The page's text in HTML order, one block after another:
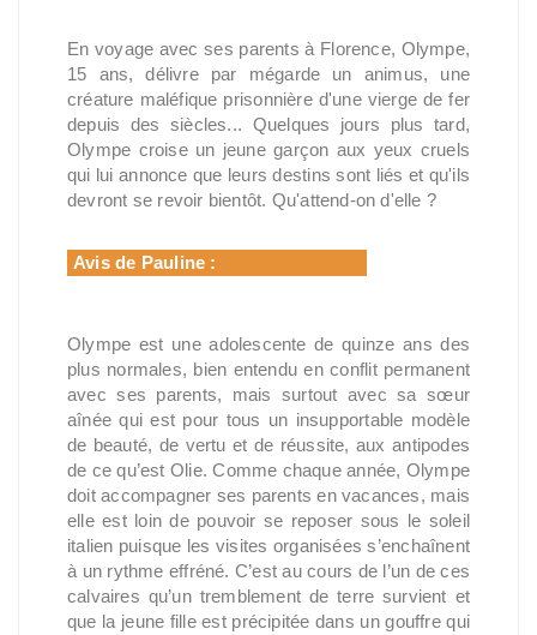
En voyage avec ses parents à Florence, Olympe,
15 ans, délivre par mégarde un animus, une
créature maléfique prisonnière d'une vierge de fer
depuis des siècles... Quelques jours plus tard,
Olympe croise un jeune garçon aux yeux cruels
qui lui annonce que leurs destins sont liés et qu'ils
devront se revoir bientôt. Qu'attend-on d'elle ?
Avis de Pauline :
Olympe est une adolescente de quinze ans des
plus normales, bien entendu en conflit permanent
avec ses parents, mais surtout avec sa sœur
aînée qui est pour tous un insupportable modèle
de beauté, de vertu et de réussite, aux antipodes
de ce qu’est Olie. Comme chaque année, Olympe
doit accompagner ses parents en vacances, mais
elle est loin de pouvoir se reposer sous le soleil
italien puisque les visites organisées s’enchaînent
à un rythme effréné. C’est au cours de l’un de ces
calvaires qu’un tremblement de terre survient et
que la jeune fille est précipitée dans un gouffre qui